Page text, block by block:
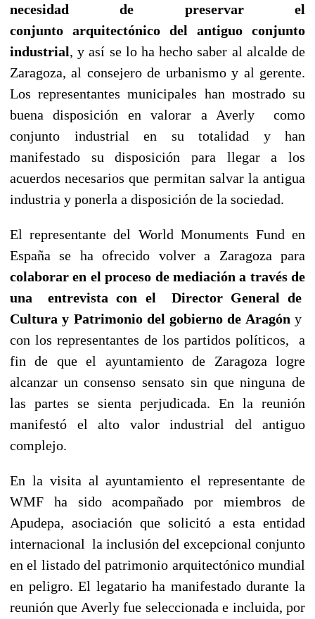
necesidad de preservar el
conjunto arquitectónico del antiguo conjunto
industrial, y así se lo ha hecho saber al alcalde de
Zaragoza, al consejero de urbanismo y al gerente.
Los representantes municipales han mostrado su
buena disposición en valorar a Averly como
conjunto industrial en su totalidad y han
manifestado su disposición para llegar a los
acuerdos necesarios que permitan salvar la antigua
industria y ponerla a disposición de la sociedad.
El representante del World Monuments Fund en
España se ha ofrecido volver a Zaragoza para
colaborar en el proceso de mediación a través de
una entrevista con el Director General de
Cultura y Patrimonio del gobierno de Aragón y
con los representantes de los partidos políticos, a
fin de que el ayuntamiento de Zaragoza logre
alcanzar un consenso sensato sin que ninguna de
las partes se sienta perjudicada. En la reunión
manifestó el alto valor industrial del antiguo
complejo.
En la visita al ayuntamiento el representante de
WMF ha sido acompañado por miembros de
Apudepa, asociación que solicitó a esta entidad
internacional la inclusión del excepcional conjunto
en el listado del patrimonio arquitectónico mundial
en peligro. El legatario ha manifestado durante la
reunión que Averly fue seleccionada e incluida, por